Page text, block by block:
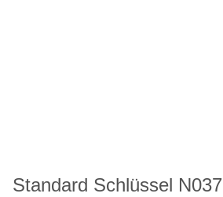
Standard Schlüssel N037